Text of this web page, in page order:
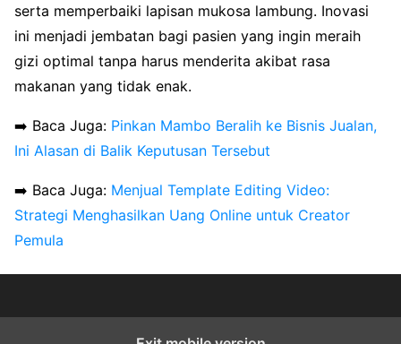
serta memperbaiki lapisan mukosa lambung. Inovasi
ini menjadi jembatan bagi pasien yang ingin meraih
gizi optimal tanpa harus menderita akibat rasa
makanan yang tidak enak.
➡️ Baca Juga: Pinkan Mambo Beralih ke Bisnis Jualan,
Ini Alasan di Balik Keputusan Tersebut
➡️ Baca Juga: Menjual Template Editing Video:
Strategi Menghasilkan Uang Online untuk Creator
Pemula